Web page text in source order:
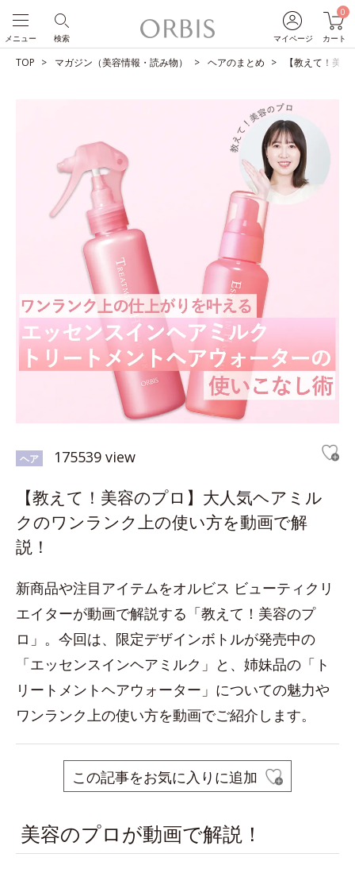
マイページ
0
カート
検索
メニュー
TOP マガジン（美容情報・読み物） ヘアのまとめ 【教えて！美
ヘア 175539 view
【教えて！美容のプロ】大人気ヘアミル
クのワンランク上の使い方を動画で解
説！
新商品や注目アイテムをオルビス ビューティクリ
エイターが動画で解説する「教えて！美容のプ
ロ」。今回は、限定デザインボトルが発売中の
「エッセンスインヘアミルク」と、姉妹品の「ト
リートメントヘアウォーター」についての魅力や
ワンランク上の使い方を動画でご紹介します。
この記事をお気に入りに追加
美容のプロが動画で解説！